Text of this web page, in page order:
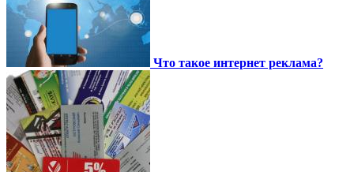
Что такое интернет реклама?